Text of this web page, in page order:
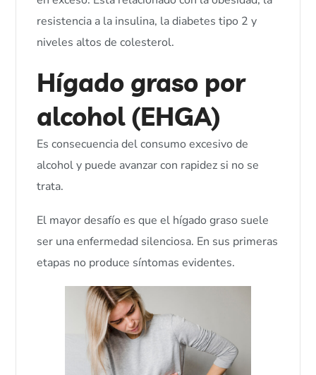
resistencia a la insulina, la diabetes tipo 2 y
niveles altos de colesterol.
Hígado graso por
alcohol (EHGA)
Es consecuencia del consumo excesivo de
alcohol y puede avanzar con rapidez si no se
trata.
El mayor desafío es que el hígado graso suele
ser una enfermedad silenciosa. En sus primeras
etapas no produce síntomas evidentes.